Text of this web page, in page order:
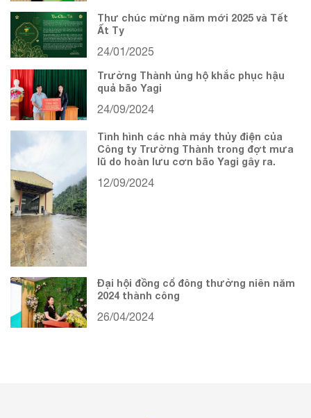
Thư chúc mừng năm mới 2025 và Tết
Ất Tỵ
24/01/2025
Trường Thành ủng hộ khắc phục hậu
quả bão Yagi
24/09/2024
Tình hình các nhà máy thủy điện của
Công ty Trường Thành trong đợt mưa
lũ do hoàn lưu cơn bão Yagi gây ra.
12/09/2024
Đại hội đồng cổ đông thường niên năm
2024 thành công
26/04/2024